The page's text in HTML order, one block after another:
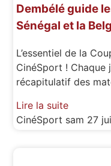
Dembélé guide
Sénégal et la
L’essentiel de la
CinéSport ! Chaque
récapitulatif des
Lire la suite
CinéSport sam 27